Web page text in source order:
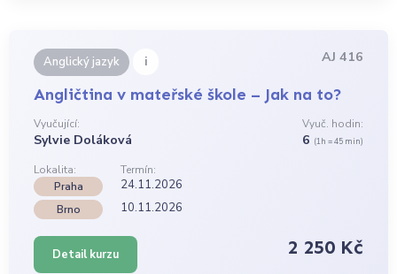
Anglický jazyk i AJ 416
Angličtina v mateřské škole – Jak na to?
Vyučující:
Sylvie Doláková
Vyuč. hodin:
6 (1h = 45 min)
Lokalita:
Termín:
Praha
24.11.2026
Brno 10.11.2026
Detail kurzu 2 250 Kč